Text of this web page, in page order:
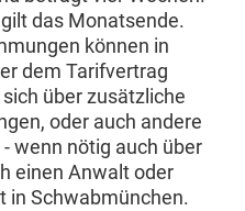
das Monatsende.
können in
dem Tarifvertrag
über zusätzliche
oder auch andere
wenn nötig auch über
einen Anwalt oder
in Schwabmünchen.